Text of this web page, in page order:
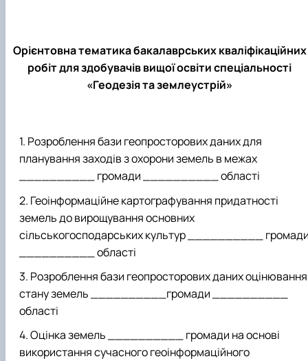
Орієнтовна тематика бакалаврських кваліфікаційних
робіт для здобувачів вищої освіти спеціальності
«Геодезія та землеустрій»
Розроблення бази геопросторових даних для
планування заходів з охорони земель в межах
__________ громади __________ області
Геоінформаційне картографування придатності
земель до вирощування основних
сільськогосподарських культур __________
__________ області
Розроблення бази геопросторових даних оцінювання
стану земель __________громади __________
області
Оцінка земель __________ громади на основі
використання сучасного геоінформаційного